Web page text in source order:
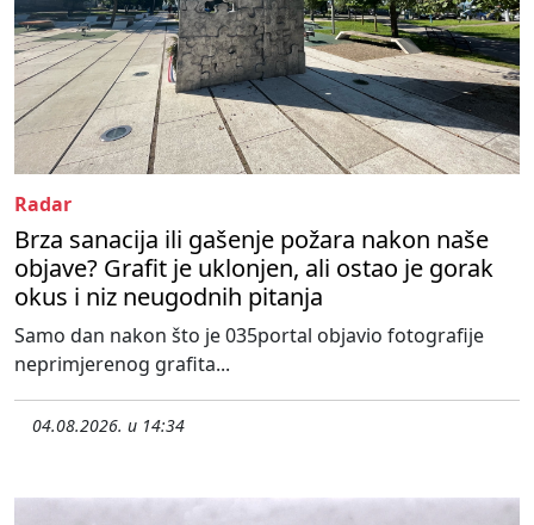
Radar
Brza sanacija ili gašenje požara nakon naše
objave? Grafit je uklonjen, ali ostao je gorak
okus i niz neugodnih pitanja
Samo dan nakon što je 035portal objavio fotografije
neprimjerenog grafita...
04.08.2026. u 14:34